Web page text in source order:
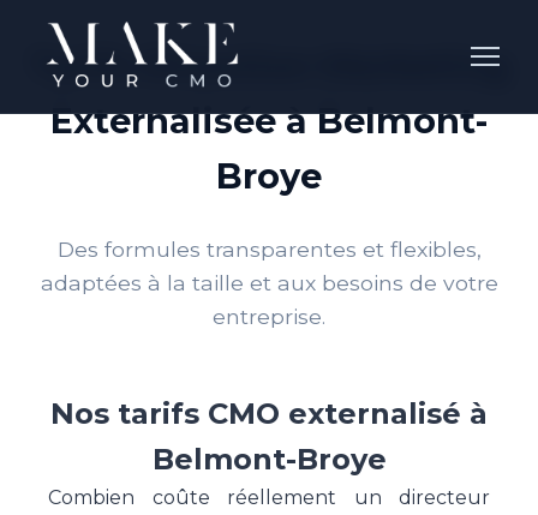
Tarifs Direction Marketing
Externalisée à Belmont-
Broye
Des formules transparentes et flexibles,
adaptées à la taille et aux besoins de votre
entreprise.
Nos tarifs CMO externalisé à
Belmont-Broye
Combien coûte réellement un directeur